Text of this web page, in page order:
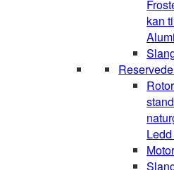
kan